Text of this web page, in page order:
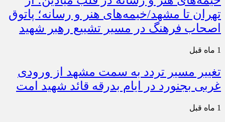
تهران تا مشهد/خیمه‌های هنر و رسانه؛ پاتوق
اصحاب فرهنگ در مسیر تشییع رهبر شهید
1 ماه قبل
تغییر مسیر تردد به سمت مشهد از ورودی
غربی بجنورد در ایام بدرقه قائد شهید امت
1 ماه قبل